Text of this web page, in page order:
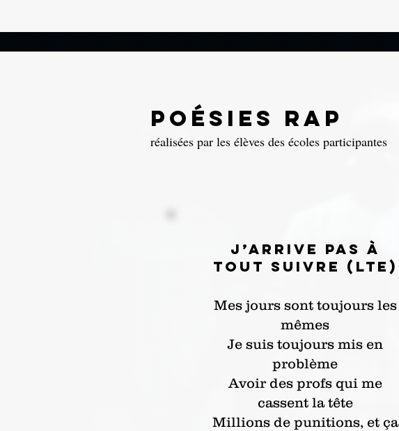
poésies rap
réalisées par les élèves des écoles participantes
J’arrive pas à
tout suivre (LTE)
Mes jours sont toujours les
mêmes
Je suis toujours mis en
problème
Avoir des profs qui me
cassent la tête
Millions de punitions, et ça